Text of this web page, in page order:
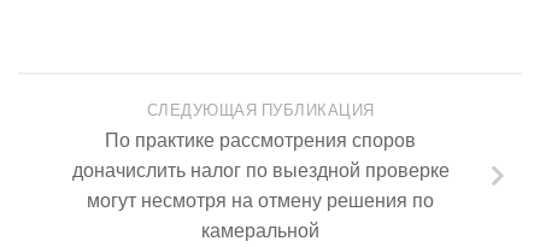
СЛЕДУЮЩАЯ ПУБЛИКАЦИЯ
По практике рассмотрения споров
доначислить налог по выездной проверке
могут несмотря на отмену решения по
камеральной